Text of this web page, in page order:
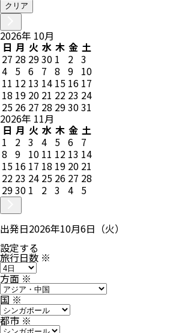
クリア
2026年 10月
日 月 火 水 木 金 土
27 28 2930 1 2 3
4 5 6 7 8 9 10
11 12 13 14 15 16 17
18 19 20 21 22 23 24
25 26 27 28 293031
2026年 11月
日 月 火 水 木 金 土
1
2 3 4 5 6 7
8 9 10 11 12 13 14
15 16 17 18 19 20 21
22 23 24 25 26 27 28
2930 1 2 3 4 5
出発日2026年10月6日（火）
設定する
旅行日数 ※
方面※
国※
都市※